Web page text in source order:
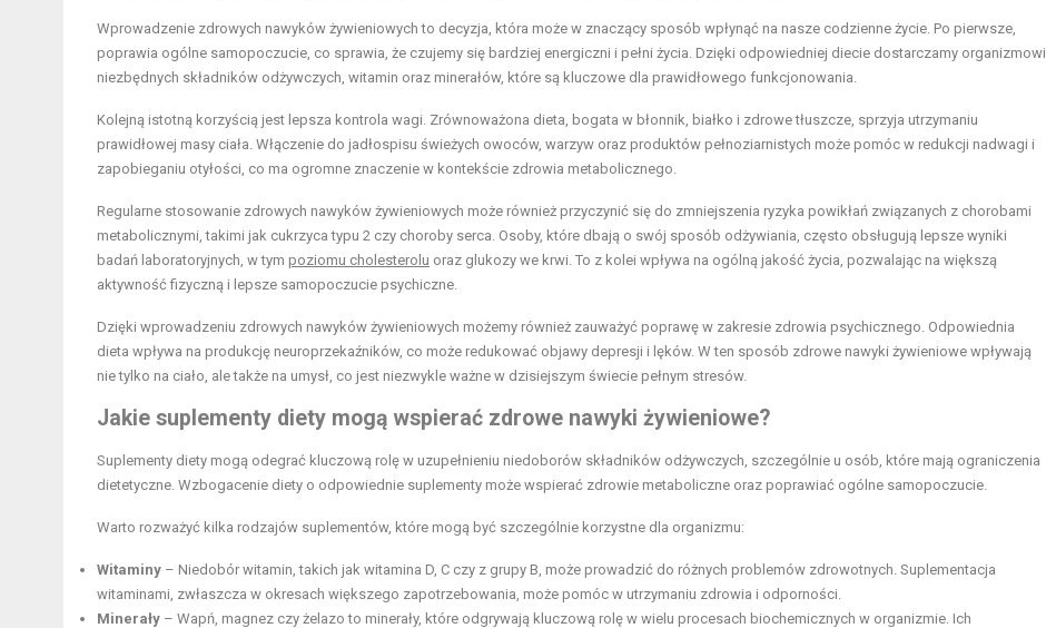
Wprowadzenie zdrowych nawyków żywieniowych to decyzja, która może w znaczący sposób wpłynąć na nasze codzienne życie. Po pierwsze,
poprawia ogólne samopoczucie, co sprawia, że czujemy się bardziej energiczni i pełni życia. Dzięki odpowiedniej diecie dostarczamy organizmowi
niezbędnych składników odżywczych, witamin oraz minerałów, które są kluczowe dla prawidłowego funkcjonowania.
Kolejną istotną korzyścią jest lepsza kontrola wagi. Zrównoważona dieta, bogata w błonnik, białko i zdrowe tłuszcze, sprzyja utrzymaniu
prawidłowej masy ciała. Włączenie do jadłospisu świeżych owoców, warzyw oraz produktów pełnoziarnistych może pomóc w redukcji nadwagi i
zapobieganiu otyłości, co ma ogromne znaczenie w kontekście zdrowia metabolicznego.
Regularne stosowanie zdrowych nawyków żywieniowych może również przyczynić się do zmniejszenia ryzyka powikłań związanych z chorobami
metabolicznymi, takimi jak cukrzyca typu 2 czy choroby serca. Osoby, które dbają o swój sposób odżywiania, często obsługują lepsze wyniki
badań laboratoryjnych, w tym poziomu cholesterolu oraz glukozy we krwi. To z kolei wpływa na ogólną jakość życia, pozwalając na większą
aktywność fizyczną i lepsze samopoczucie psychiczne.
Dzięki wprowadzeniu zdrowych nawyków żywieniowych możemy również zauważyć poprawę w zakresie zdrowia psychicznego. Odpowiednia
dieta wpływa na produkcję neuroprzekaźników, co może redukować objawy depresji i lęków. W ten sposób zdrowe nawyki żywieniowe wpływają
nie tylko na ciało, ale także na umysł, co jest niezwykle ważne w dzisiejszym świecie pełnym stresów.
Jakie suplementy diety mogą wspierać zdrowe nawyki żywieniowe?
Suplementy diety mogą odegrać kluczową rolę w uzupełnieniu niedoborów składników odżywczych, szczególnie u osób, które mają ograniczenia
dietetyczne. Wzbogacenie diety o odpowiednie suplementy może wspierać zdrowie metaboliczne oraz poprawiać ogólne samopoczucie.
Warto rozważyć kilka rodzajów suplementów, które mogą być szczególnie korzystne dla organizmu:
Witaminy – Niedobór witamin, takich jak witamina D, C czy z grupy B, może prowadzić do różnych problemów zdrowotnych. Suplementacja
witaminami, zwłaszcza w okresach większego zapotrzebowania, może pomóc w utrzymaniu zdrowia i odporności.
Minerały – Wapń, magnez czy żelazo to minerały, które odgrywają kluczową rolę w wielu procesach biochemicznych w organizmie. Ich